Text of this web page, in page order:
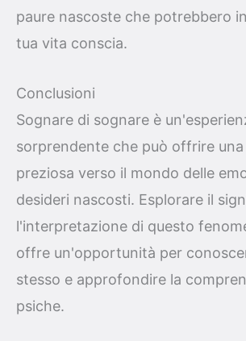
paure nascoste che potrebbero
tua vita conscia.
Conclusioni
Sognare di sognare è
sorprendente che può offrire
preziosa verso il mondo delle
desideri nascosti. Esplorare il
l'interpretazione di questo
offre un'opportunità per
stesso e approfondire la
psiche.